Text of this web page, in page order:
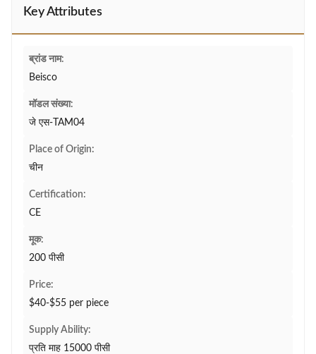
Key Attributes
ब्रांड नाम:
Beisco
मॉडल संख्या:
जे एस-TAM04
Place of Origin:
चीन
Certification:
CE
मूक:
200 पीसी
Price:
$40-$55 per piece
Supply Ability:
प्रति माह 15000 पीसी